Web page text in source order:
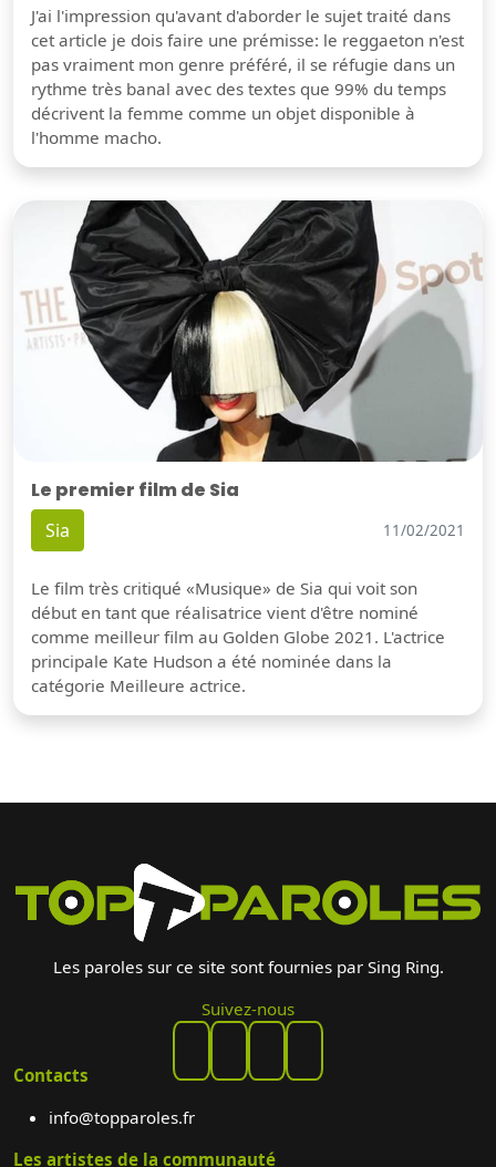
J'ai l'impression qu'avant d'aborder le sujet traité dans
cet article je dois faire une prémisse: le reggaeton n'est
pas vraiment mon genre préféré, il se réfugie dans un
rythme très banal avec des textes que 99% du temps
décrivent la femme comme un objet disponible à
l'homme macho.
Le premier film de Sia
Sia 11/02/2021
Le film très critiqué «Musique» de Sia qui voit son
début en tant que réalisatrice vient d'être nominé
comme meilleur film au Golden Globe 2021. L'actrice
principale Kate Hudson a été nominée dans la
catégorie Meilleure actrice.
Les paroles sur ce site sont fournies par Sing Ring.
Suivez-nous
Contacts
info@topparoles.fr
Les artistes de la communauté